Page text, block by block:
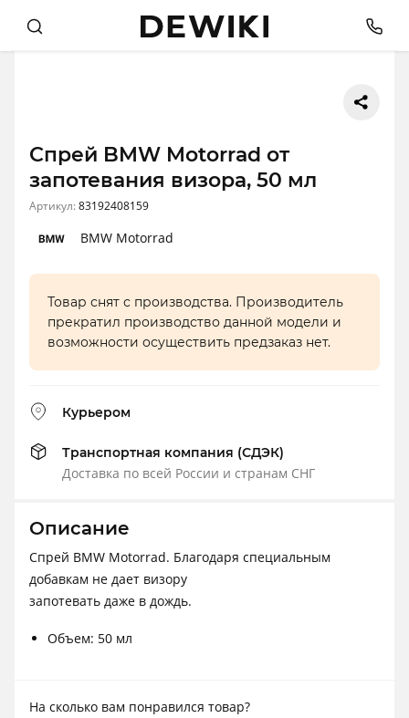
Спрей BMW Motorrad от
запотевания визора, 50 мл
Артикул:83192408159
BMW Motorrad
Товар снят с производства. Производитель
прекратил производство данной модели и
возможности осуществить предзаказ нет.
Курьером
Транспортная компания (СДЭК)
Доставка по всей России и странам СНГ
Описание
Спрей BMW Motorrad. Благодаря специальным
добавкам не дает визору
запотевать даже в дождь.
Объем: 50 мл
На сколько вам понравился товар?